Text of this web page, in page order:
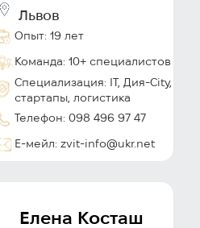
Львов
Опыт: 19 лет
Команда: 10+ специалистов
Специализация: IT, Дия-City,
стартапы, логистика
Телефон: 098 496 97 47
Е-мейл: zvit-info@ukr.net
Елена Косташ